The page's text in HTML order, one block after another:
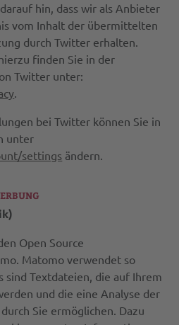
hin, dass wir als Anbieter
vom Inhalt der übermittelten
durch Twitter erhalten.
finden Sie in der
Twitter unter:
.
bei Twitter können Sie in
unter
settings ändern.
Open Source
Matomo verwendet so
sind Textdateien, die auf Ihrem
und die eine Analyse der
Sie ermöglichen. Dazu